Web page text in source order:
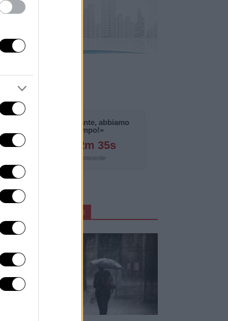
«La notizia è importante, abbiamo
bisogno di tempo!»
125g 13h 12m 34s
Aggiornamento imminente
ARTICOLI IN PRIMO PIANO